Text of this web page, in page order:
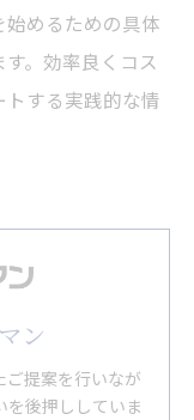
めるための具体
。効率良くコス
トする実践的な情
ン
ご提案を行いなが
を後押ししていま